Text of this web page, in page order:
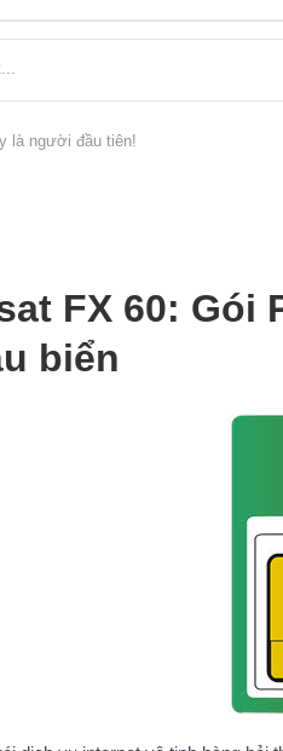
là người đầu tiên!
FX 60: Gói
biển